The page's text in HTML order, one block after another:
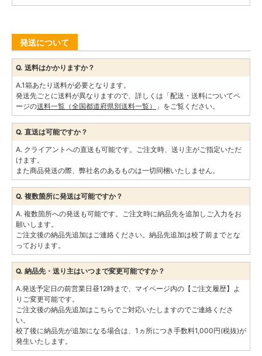
発送について
Q. 送料はかかりますか？
A.1箱あたり送料が必要となります。
発送先ごとに送料が異なりますので、詳しくは「配送・送料についてペ
ージの送料一覧（全国都道府県別送料一覧） 」をご覧ください。
Q. 直送は可能ですか？
A. クライアントへの直送も可能です。ご注文時、送り主がご指定いただ
けます。
また商品発送の際、弊社名のあるものは一切同梱いたしません。
Q. 複数箇所に発送は可能ですか？
A. 複数箇所への発送も可能です。ご注文時に納品先を追加しご入力をお
願いします。
ご注文後の納品先追加はご連絡ください。納品先追加は校了前までとな
っております。
Q. 納品先・送り主はいつまで変更可能ですか？
A.発送予定日の前営業日昼12時まで、マイページ内の【ご注文履歴】よ
りご変更可能です。
ご注文後の納品先追加はこちらでご対応いたしますのでご連絡くださ
い。
校了後に納品先が追加になる場合は、1ヵ所につき手数料1,000円(税抜)が
発生いたします。